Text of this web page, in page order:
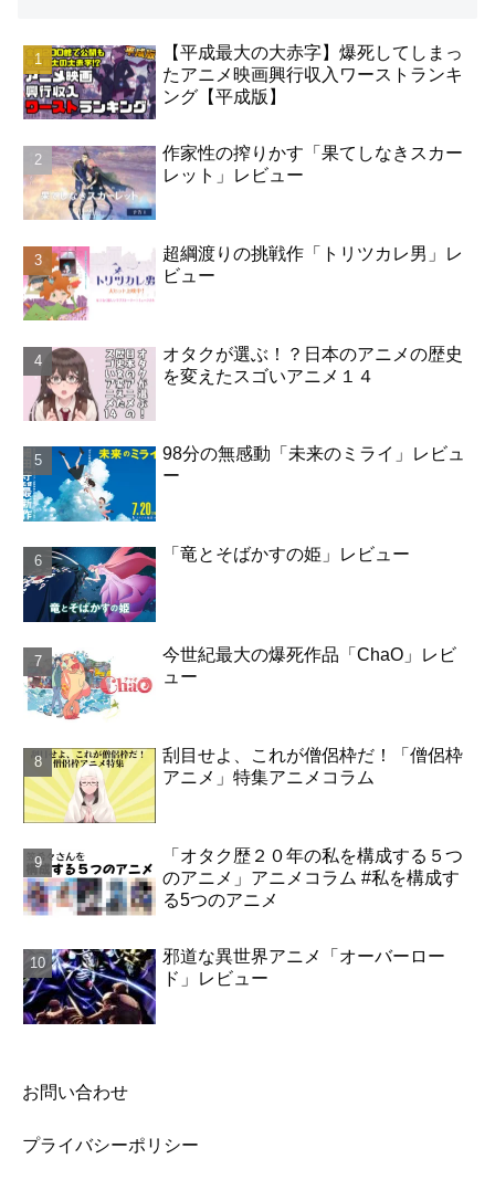
【平成最大の大赤字】爆死してしまっ
たアニメ映画興行収入ワーストランキ
ング【平成版】
作家性の搾りかす「果てしなきスカー
レット」レビュー
超綱渡りの挑戦作「トリツカレ男」レ
ビュー
オタクが選ぶ！？日本のアニメの歴史
を変えたスゴいアニメ１４
98分の無感動「未来のミライ」レビュ
ー
「竜とそばかすの姫」レビュー
今世紀最大の爆死作品「ChaO」レビ
ュー
刮目せよ、これが僧侶枠だ！「僧侶枠
アニメ」特集アニメコラム
「オタク歴２０年の私を構成する５つ
のアニメ」アニメコラム #私を構成す
る5つのアニメ
邪道な異世界アニメ「オーバーロー
ド」レビュー
お問い合わせ
プライバシーポリシー